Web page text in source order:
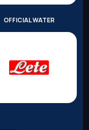
OFFICIAL WATER